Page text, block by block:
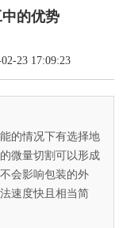
的优势
23 17:09:23
的情况下有选择地
微量切割可以形成
会影响包装的外
速度快且相当简